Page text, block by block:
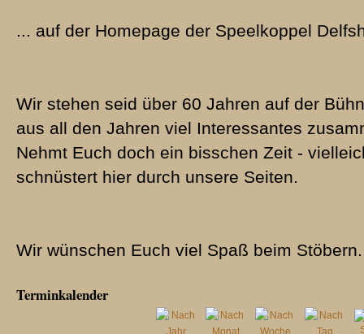
Das weer een Schuss in de Büx!
Verdreite Verwandschaft
Familie Pingel
Piepen foer de Peer
... auf der Homepage der Speelkoppel
Wir stehen seid über 60 Jahren auf der
aus all den Jahren viel Interessantes
Nehmt Euch doch ein bisschen Zeit -
schnüstert hier durch unsere Seiten.
Wir wünschen Euch viel Spaß beim Stöbern.
Terminkalender